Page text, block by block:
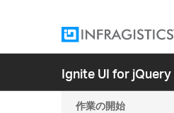
Ignite UI for jQuery
作業の開始